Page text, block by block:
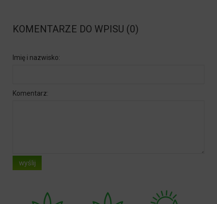
KOMENTARZE DO WPISU (0)
Imię i nazwisko:
Komentarz:
wyślij